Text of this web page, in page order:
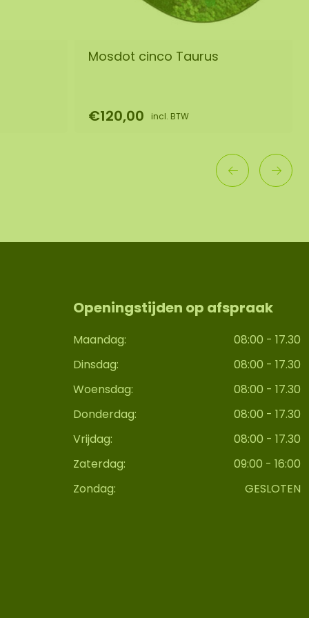
Mosdot cinco Taurus
€120,00 incl. BTW
Openingstijden op afspraak
Maandag:
08:00 - 17.30
Dinsdag:
08:00 - 17.30
Woensdag:
08:00 - 17.30
Donderdag:
08:00 - 17.30
Vrijdag:
08:00 - 17.30
Zaterdag:
09:00 - 16:00
Zondag:
GESLOTEN